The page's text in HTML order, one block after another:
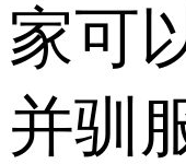
家可
并驯